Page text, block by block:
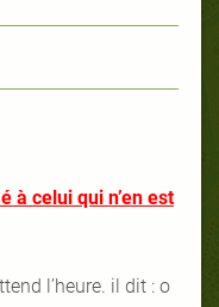
à celui qui n’en est
l’heure. il dit : o